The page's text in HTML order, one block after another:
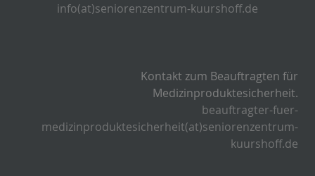
info(at)seniorenzentrum-kuurshoff.de
Kontakt zum Beauftragten für
Medizinproduktesicherheit.
beauftragter-fuer-
medizinproduktesicherheit(at)seniorenzentrum-
kuurshoff.de